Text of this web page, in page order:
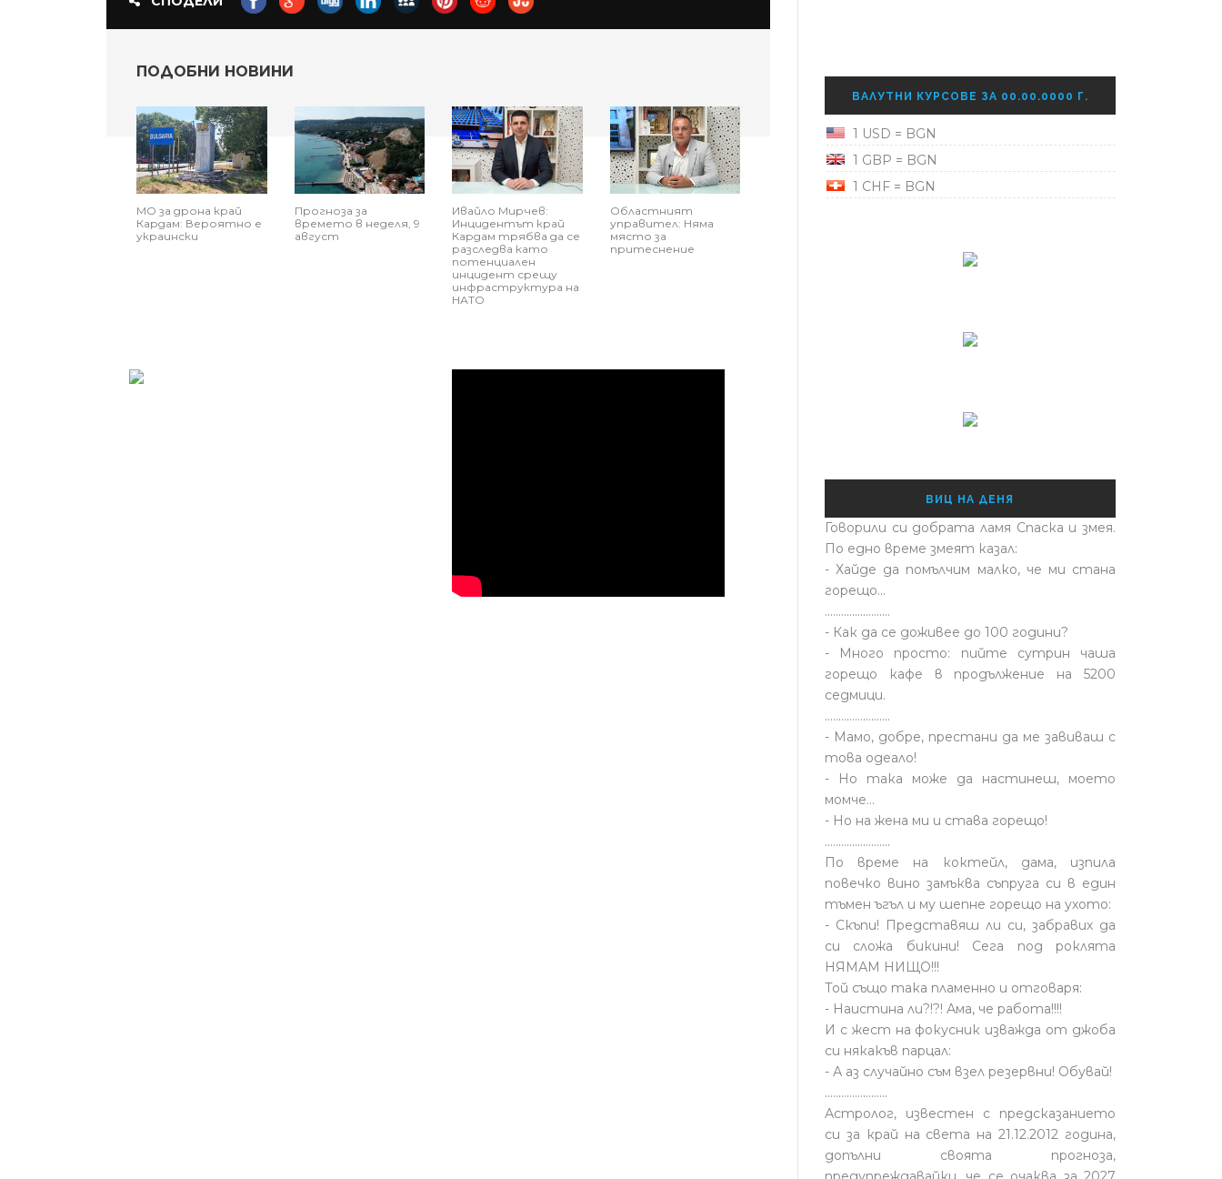
ПОДОБНИ НОВИНИ
МО за дрона край
Кардам: Вероятно е
украински
Прогноза за
времето в неделя, 9
август
Ивайло Мирчев:
Инцидентът край
Кардам трябва да се
разследва като
потенциален
инцидент срещу
инфраструктура на
НАТО
Областният
управител: Няма
място за
притеснение
ВАЛУТНИ КУРСОВЕ ЗА 00.00.0000 Г.
1 USD = BGN
1 GBP = BGN
1 CHF = BGN
ВИЦ НА ДЕНЯ
Говорили си добрата ламя Спаска и змея.
По едно време змеят казал:
- Хайде да помълчим малко, че ми стана
горещо...
........................
- Как да се доживее до 100 години?
- Много просто: пийте сутрин чаша
горещо кафе в продължение на 5200
седмици.
........................
- Мамо, добре, престани да ме завиваш с
това одеало!
- Но така може да настинеш, моето
момче…
- Но на жена ми и става горещо!
........................
По време на коктейл, дама, изпила
повечко вино замъква съпруга си в един
тъмен ъгъл и му шепне горещо на ухото:
- Скъпи! Представяш ли си, забравих да
си сложа бикини! Сега под роклята
НЯМАМ НИЩО!!!
Той също така пламенно и отговаря:
- Наистина ли?!?! Ама, че работа!!!!
И с жест на фокусник изважда от джоба
си някакъв парцал:
- А аз случайно съм взел резервни! Обувай!
.......................
Астролог, известен с предсказанието
си за край на света на 21.12.2012 година,
допълни своята прогноза,